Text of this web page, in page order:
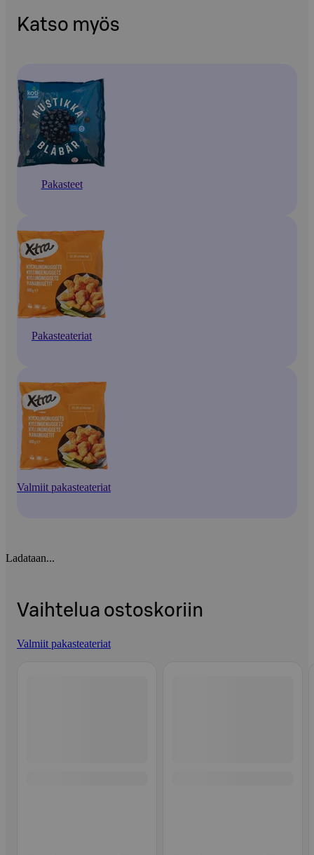
Katso myös
Pakasteet
Pakasteateriat
Valmiit pakasteateriat
Ladataan...
Vaihtelua ostoskoriin
Valmiit pakasteateriat